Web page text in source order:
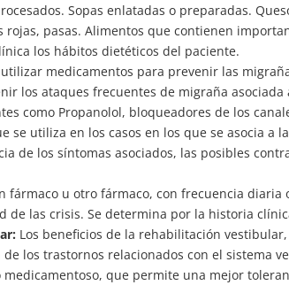
Sopas enlatadas o preparadas.
rojas, pasas. Alimentos que contienen
los hábitos dietéticos del paciente.
medicamentos para prevenir las
los ataques frecuentes de migraña
como Propanolol, bloqueadores de los
se utiliza en los casos en los que se asocia
de los síntomas asociados, las posibles
fármaco u otro fármaco, con frecuencia
de las crisis. Se determina por la historia
Los beneficios de la rehabilitación
los trastornos relacionados con el sistema
que permite una mejor